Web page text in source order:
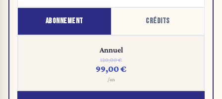
ABONNEMENT CRÉDITS
Annuel
120,00 €
99,00 €
/an